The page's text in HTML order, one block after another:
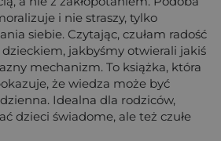
i nie straszy, tylko
siebie. Czytając, czułam radość
jakbyśmy otwierali jakiś
mechanizm. To książka, która
że wiedza może być
Idealna dla rodziców,
dzieci świadome, ale też czułe